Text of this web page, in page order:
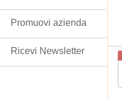
Promuovi azienda
Ricevi Newsletter